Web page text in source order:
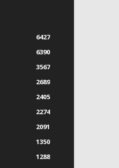
6427
6390
3567
2689
2405
2274
2091
1350
1288